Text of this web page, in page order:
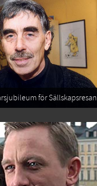
för Sällskapsresan